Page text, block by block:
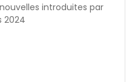
introduites par
2024